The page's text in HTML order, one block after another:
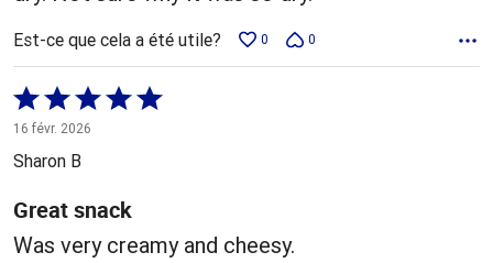
Est-ce que cela a été utile? 0 0
Coté
5 sur
5
16 févr. 2026
Sharon B
Great snack
Was very creamy and cheesy.